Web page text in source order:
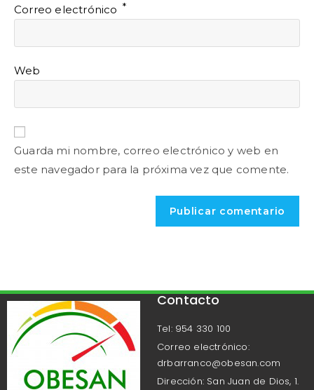
Correo electrónico *
Web
Guarda mi nombre, correo electrónico y web en
este navegador para la próxima vez que comente.
Contacto
Tel: 954 330 100
Correo electrónico:
drbarranco@obesan.com
Dirección: San Juan de Dios, 1.